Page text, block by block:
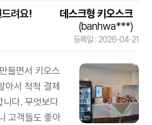
드려요!
데스크형 키오스크
(banhwa***)
등록일 : 2026-04-21
들면서 키오스
아서 척척 결제
니다. 무엇보다
고객들도 좋아